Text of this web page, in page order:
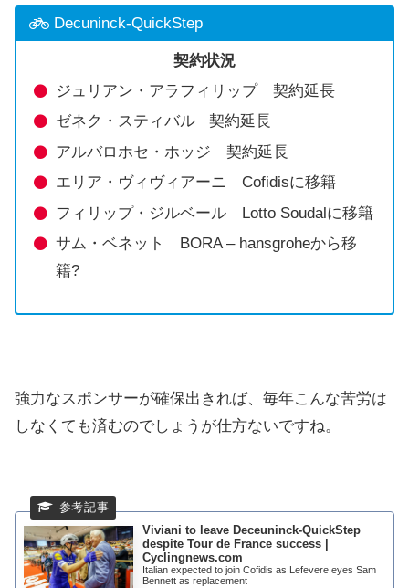
Decuninck-QuickStep
契約状況
ジュリアン・アラフィリップ 契約延長
ゼネク・スティバル 契約延長
アルバロホセ・ホッジ 契約延長
エリア・ヴィヴィアーニ Cofidisに移籍
フィリップ・ジルベール Lotto Soudalに移籍
サム・ベネット BORA – hansgroheから移
籍?
強力なスポンサーが確保出きれば、毎年こんな苦労は
しなくても済むのでしょうが仕方ないですね。
Viviani to leave Deceuninck-QuickStep
despite Tour de France success |
Cyclingnews.com
Italian expected to join Cofidis as Lefevere eyes Sam
Bennett as replacement